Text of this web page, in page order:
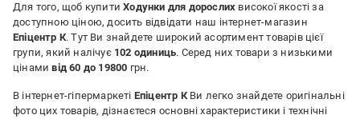
Для того, щоб купитиХодунки для дорослих високої якості за
доступною ціною, досить відвідати наш інтернет-магазин
Епіцентр К. Тут Ви знайдете широкий асортимент товарів цієї
групи, який налічує 102 одиниць. Серед них товари з низькими
цінамивід 60 до 19800 грн.
В інтернет-гіпермаркеті Епіцентр КВи легко знайдете оригінальні
фото цих товарів, дізнаєтеся основні характеристики і технічні